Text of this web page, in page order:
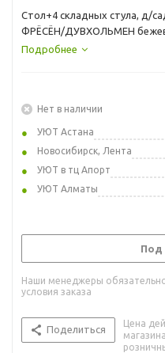
Стол+4 складных стула, д/
ФРЁСЁН/ДУВХОЛЬМЕН
Подробнее
Нет в наличии
УЮТ Астана
Новосибирск, Лента
УЮТ в тц Апорт
УЮТ Алматы
Под
Наши менеджеры
условия заказа
Поделиться
Цена